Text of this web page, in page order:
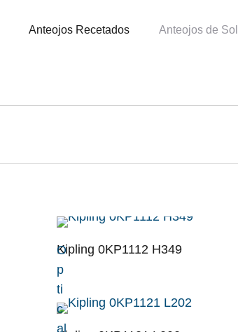
Anteojos Recetados Anteojos de Sol
O
p
ti
c
al
Kipling 0KP1112 H349